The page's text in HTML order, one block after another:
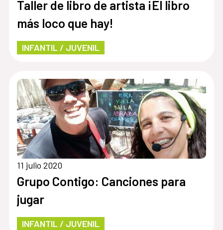
Taller de libro de artista ¡El libro
más loco que hay!
INFANTIL / JUVENIL
11 julio 2020
Grupo Contigo: Canciones para
jugar
INFANTIL / JUVENIL